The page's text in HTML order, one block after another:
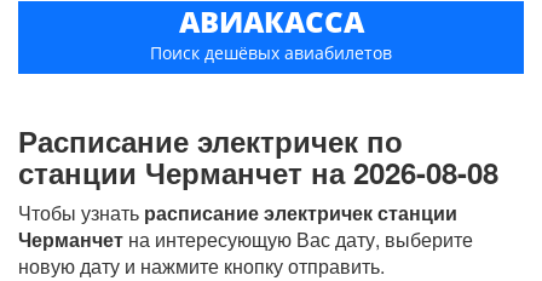
АВИАКАССА
Поиск дешёвых авиабилетов
Расписание электричек по
станции Черманчет на 2026-08-08
Чтобы узнать расписание электричек станции
Черманчет на интересующую Вас дату, выберите
новую дату и нажмите кнопку отправить.